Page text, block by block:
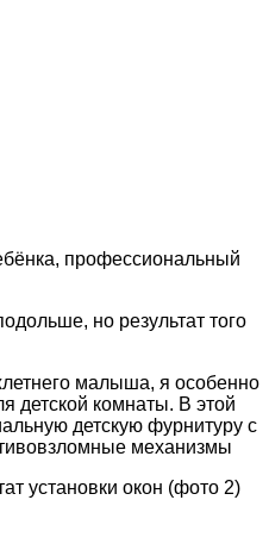
профессиональный
но результат того
малыша, я особенно
детской комнаты. В этой
детскую фурнитуру с
механизмы